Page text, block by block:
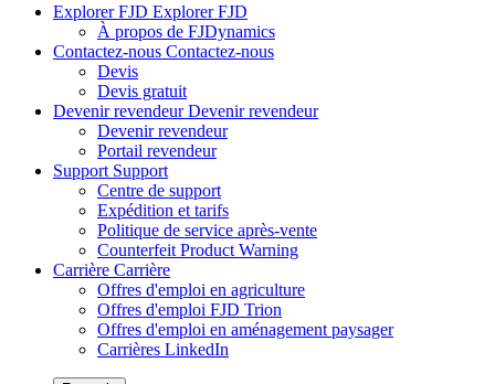
Explorer FJD Explorer FJD
À propos de FJDynamics
Contactez-nous Contactez-nous
Devis
Devis gratuit
Devenir revendeur Devenir revendeur
Devenir revendeur
Portail revendeur
Support Support
Centre de support
Expédition et tarifs
Politique de service après-vente
Counterfeit Product Warning
Carrière Carrière
Offres d'emploi en agriculture
Offres d'emploi FJD Trion
Offres d'emploi en aménagement paysager
Carrières LinkedIn